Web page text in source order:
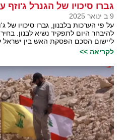
גברו סיכויו של הגנרל ג'וזף
9 ב ינואר 2025
על פי הערכות בלבנון, גברו סיכויו של
להיבחר היום לתפקיד נשיא לבנון.
ליישום הסכם הפסקת האש בין ישראל
לקריאה >>